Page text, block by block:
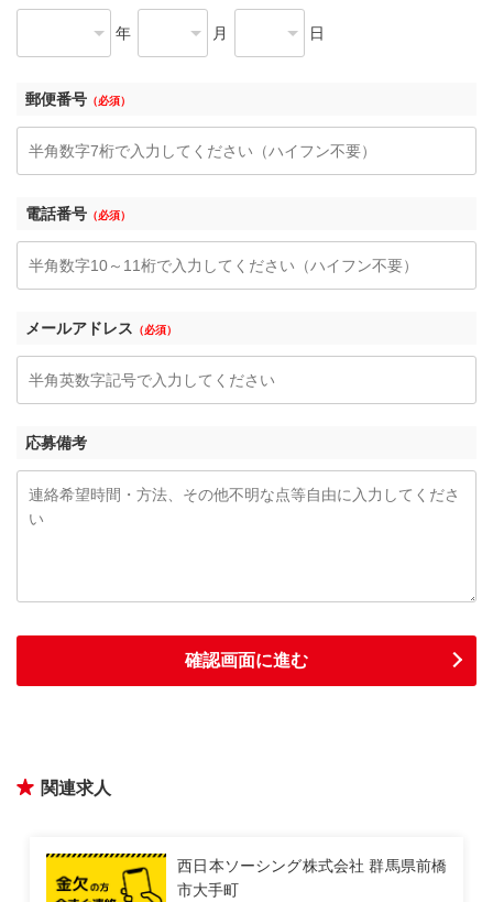
年 月 日
郵便番号 （必須）
電話番号 （必須）
メールアドレス （必須）
応募備考
関連求人
西日本ソーシング株式会社 群馬県前橋
市千代田町